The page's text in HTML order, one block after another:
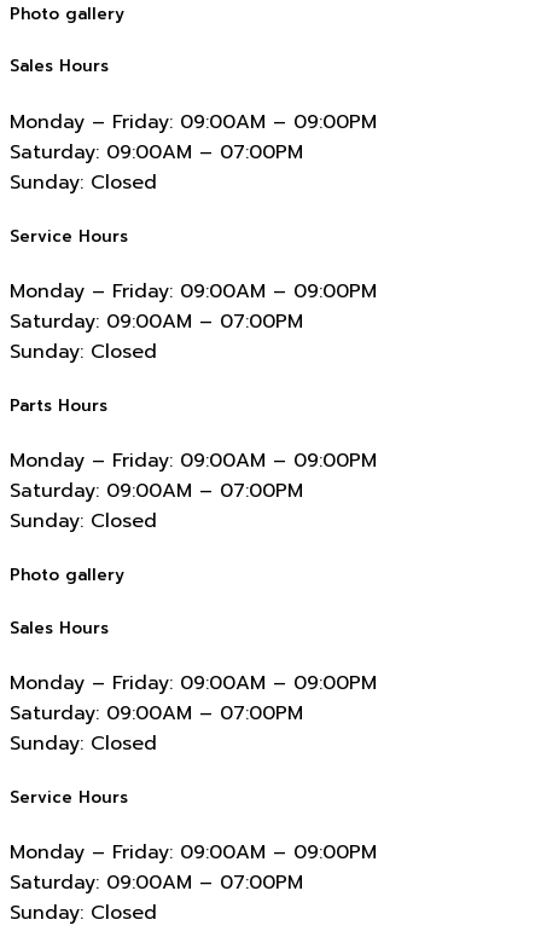
Photo gallery
Sales Hours
Monday – Friday: 09:00AM – 09:00PM
Saturday: 09:00AM – 07:00PM
Sunday: Closed
Service Hours
Monday – Friday: 09:00AM – 09:00PM
Saturday: 09:00AM – 07:00PM
Sunday: Closed
Parts Hours
Monday – Friday: 09:00AM – 09:00PM
Saturday: 09:00AM – 07:00PM
Sunday: Closed
Photo gallery
Sales Hours
Monday – Friday: 09:00AM – 09:00PM
Saturday: 09:00AM – 07:00PM
Sunday: Closed
Service Hours
Monday – Friday: 09:00AM – 09:00PM
Saturday: 09:00AM – 07:00PM
Sunday: Closed